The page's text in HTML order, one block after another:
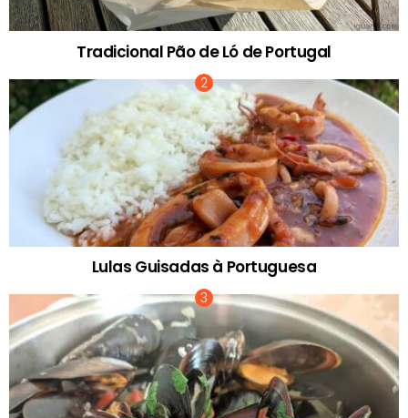
Tradicional Pão de Ló de Portugal
Lulas Guisadas à Portuguesa